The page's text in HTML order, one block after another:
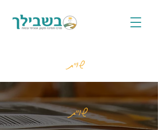
שו"ת
שו"ת